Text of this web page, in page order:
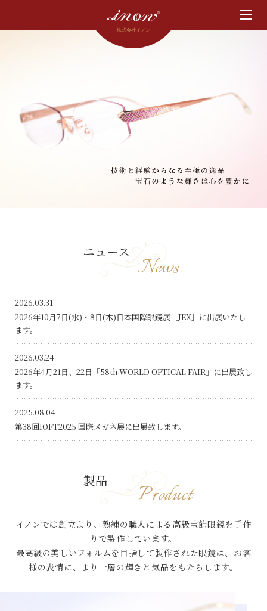
株式会社イノン
ニュース
News
2026.03.31
2026年10月7日(水)・8日(木)日本国際眼鏡展［JEX］に出展いたし
ます。
2026.03.24
2026年4月21日、22日「58th WORLD OPTICAL FAIR」に出展致し
ます。
2025.08.04
第38回IOFT2025 国際メガネ展に出展致します。
製品
Product
イノンでは創立より、熟練の職人による高級宝飾眼鏡を手作
りで製作しています。
最高級の美しいフォルムを目指して製作された眼鏡は、お客
様の表情に、より一層の輝きと気品をもたらします。